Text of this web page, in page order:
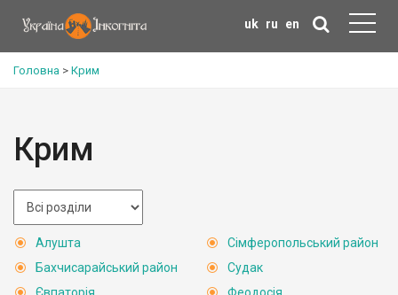
uk ru en
Головна > Крим
Крим
Алушта
Бахчисарайський район
Сімферопольський район
Судак